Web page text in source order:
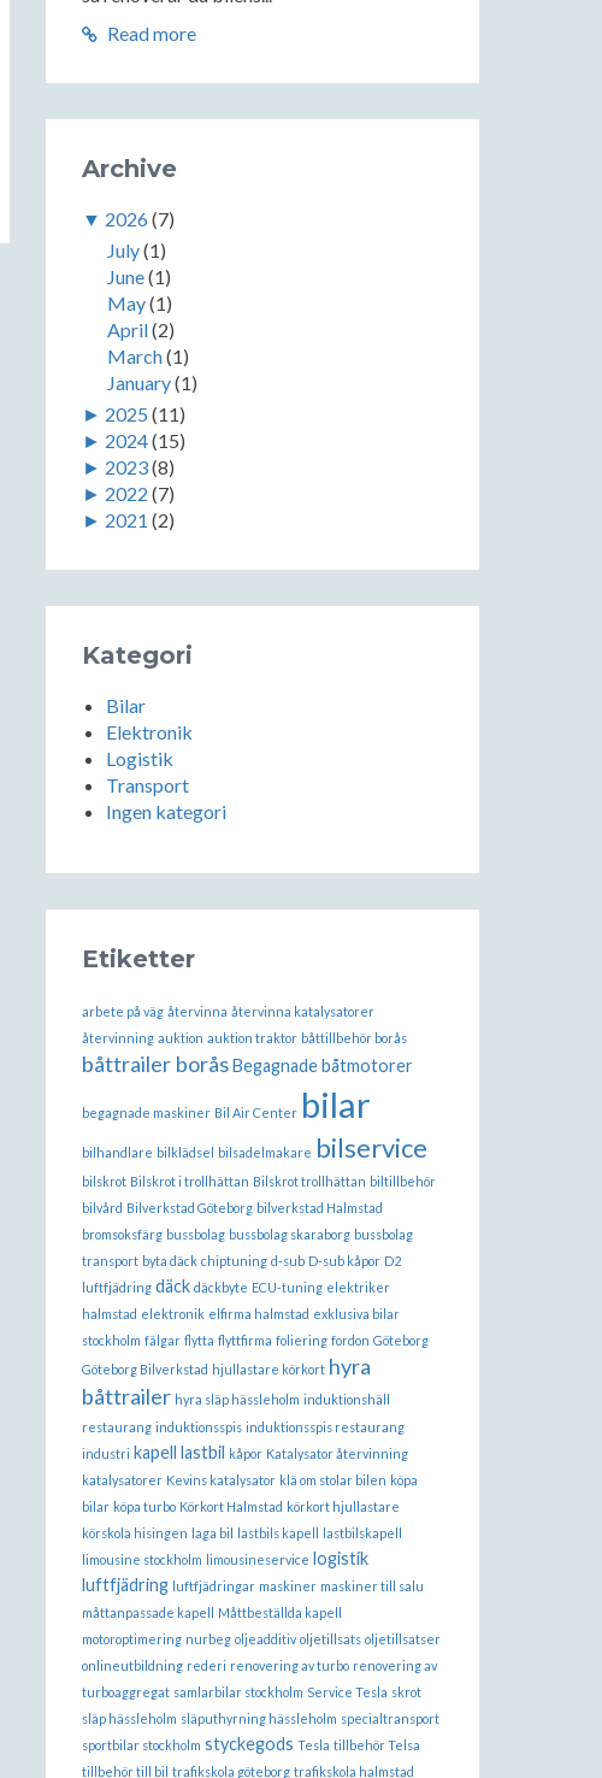
Read more
Archive
▼ 2026(7)
July(1)
June(1)
May(1)
April(2)
March(1)
January(1)
► 2025 (11)
► 2024(15)
► 2023(8)
► 2022 (7)
► 2021 (2)
Kategori
Bilar
Elektronik
Logistik
Transport
Ingen kategori
Etiketter
arbete på väg återvinna återvinna katalysatorer
återvinning auktion auktion traktor båttillbehör borås
båttrailer boråsBegagnade båtmotorer
begagnade maskiner Bil Air Center bilar
bilhandlare bilklädsel bilsadelmakare bilservice
bilskrot Bilskrot i trollhättan Bilskrot trollhättan biltillbehör
bilvård Bilverkstad Göteborg bilverkstad Halmstad
bromsoksfärg bussbolag bussbolag skaraborg bussbolag
transport byta däck chiptuning d-sub D-sub kåpor D2
luftfjädring däck däckbyte ECU-tuning elektriker
halmstad elektronik elfirma halmstad exklusiva bilar
stockholm fälgar flytta flyttfirma foliering fordon Göteborg
Göteborg Bilverkstad hjullastare körkort hyra
båttrailer hyra släp hässleholm induktionshäll
restaurang induktionsspis induktionsspis restaurang
industri kapell lastbil kåpor Katalysator återvinning
katalysatorer Kevins katalysator klä om stolar bilen köpa
bilar köpa turbo Körkort Halmstad körkort hjullastare
körskola hisingen laga bil lastbils kapell lastbilskapell
limousine stockholm limousineservice logistik
luftfjädring luftfjädringar maskiner maskiner till salu
måttanpassade kapell Måttbeställda kapell
motoroptimering nurbeg oljeadditiv oljetillsats oljetillsatser
onlineutbildning rederi renovering av turbo renovering av
turboaggregat samlarbilar stockholm Service Tesla skrot
släp hässleholm släputhyrning hässleholm specialtransport
sportbilar stockholm styckegods Tesla tillbehör Telsa
tillbehör till bil trafikskola göteborg trafikskola halmstad